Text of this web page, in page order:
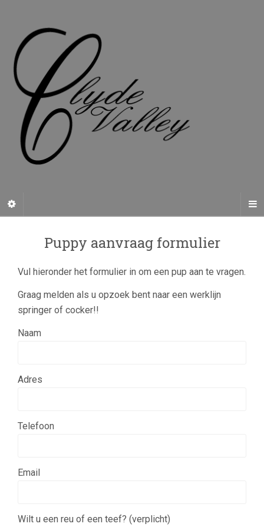
Puppy aanvraag formulier
Vul hieronder het formulier in om een pup aan te vragen.
Graag melden als u opzoek bent naar een werklijn
springer of cocker!!
Naam
Adres
Telefoon
Email
Wilt u een reu of een teef? (verplicht)